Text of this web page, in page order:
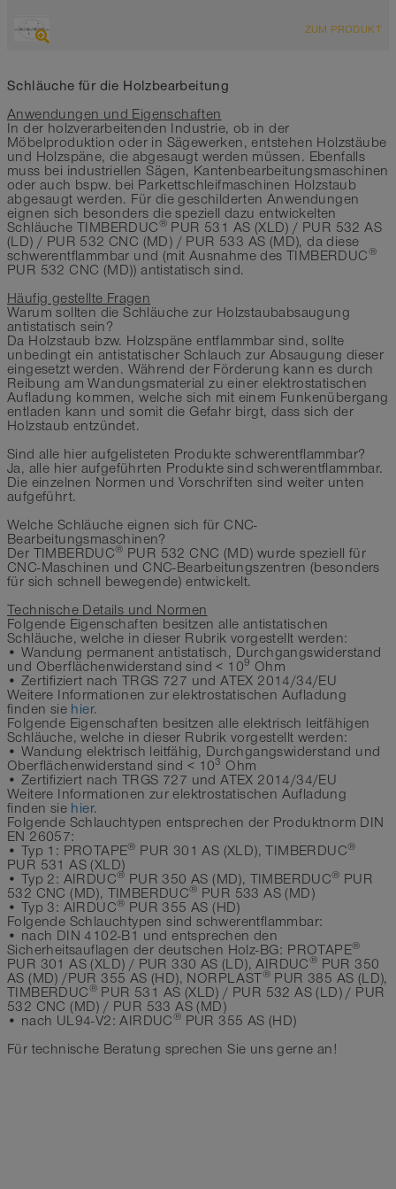
Bis 600°C
ZUM PRODUKT
Schläuche für die Holzbearbeitung
Anwendungen und Eigenschaften
In der holzverarbeitenden Industrie, ob in der
Möbelproduktion oder in Sägewerken, entstehen Holzstäube
und Holzspäne, die abgesaugt werden müssen. Ebenfalls
muss bei industriellen Sägen, Kantenbearbeitungsmaschinen
oder auch bspw. bei Parkettschleifmaschinen Holzstaub
abgesaugt werden. Für die geschilderten Anwendungen
eignen sich besonders die speziell dazu entwickelten
Schläuche TIMBERDUC® PUR 531 AS (XLD) / PUR 532 AS
(LD) / PUR 532 CNC (MD) / PUR 533 AS (MD), da diese
schwerentflammbar und (mit Ausnahme des TIMBERDUC®
PUR 532 CNC (MD)) antistatisch sind.
Häufig gestellte Fragen
Warum sollten die Schläuche zur Holzstaubabsaugung
antistatisch sein?
Da Holzstaub bzw. Holzspäne entflammbar sind, sollte
unbedingt ein antistatischer Schlauch zur Absaugung dieser
eingesetzt werden. Während der Förderung kann es durch
Reibung am Wandungsmaterial zu einer elektrostatischen
Aufladung kommen, welche sich mit einem Funkenübergang
entladen kann und somit die Gefahr birgt, dass sich der
Holzstaub entzündet.
Sind alle hier aufgelisteten Produkte schwerentflammbar?
Ja, alle hier aufgeführten Produkte sind schwerentflammbar.
Die einzelnen Normen und Vorschriften sind weiter unten
aufgeführt.
Welche Schläuche eignen sich für CNC-
Bearbeitungsmaschinen?
Der TIMBERDUC® PUR 532 CNC (MD) wurde speziell für
CNC-Maschinen und CNC-Bearbeitungszentren (besonders
für sich schnell bewegende) entwickelt.
Technische Details und Normen
Folgende Eigenschaften besitzen alle antistatischen
Schläuche, welche in dieser Rubrik vorgestellt werden:
• Wandung permanent antistatisch, Durchgangswiderstand
und Oberflächenwiderstand sind < 109 Ohm
• Zertifiziert nach TRGS 727 und ATEX 2014/34/EU
Weitere Informationen zur elektrostatischen Aufladung
finden sie hier.
Folgende Eigenschaften besitzen alle elektrisch leitfähigen
Schläuche, welche in dieser Rubrik vorgestellt werden:
• Wandung elektrisch leitfähig, Durchgangswiderstand und
Oberflächenwiderstand sind < 103 Ohm
• Zertifiziert nach TRGS 727 und ATEX 2014/34/EU
Weitere Informationen zur elektrostatischen Aufladung
finden sie hier.
Folgende Schlauchtypen entsprechen der Produktnorm DIN
EN 26057:
• Typ 1: PROTAPE® PUR 301 AS (XLD), TIMBERDUC®
PUR 531 AS (XLD)
• Typ 2: AIRDUC® PUR 350 AS (MD), TIMBERDUC® PUR
532 CNC (MD), TIMBERDUC® PUR 533 AS (MD)
• Typ 3: AIRDUC® PUR 355 AS (HD)
Folgende Schlauchtypen sind schwerentflammbar:
• nach DIN 4102-B1 und entsprechen den
Sicherheitsauflagen der deutschen Holz-BG: PROTAPE®
PUR 301 AS (XLD) / PUR 330 AS (LD), AIRDUC® PUR 350
AS (MD) /PUR 355 AS (HD), NORPLAST® PUR 385 AS (LD),
TIMBERDUC® PUR 531 AS (XLD) / PUR 532 AS (LD) / PUR
532 CNC (MD) / PUR 533 AS (MD)
• nach UL94-V2: AIRDUC® PUR 355 AS (HD)
Für technische Beratung sprechen Sie uns gerne an!